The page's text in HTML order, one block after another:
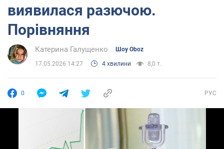
виявилася разючою.
Порівняння
Катерина Галущенко Шоу Oboz
17.05.2026 14:27 4 хвилини 8,0 т.
0 РУС